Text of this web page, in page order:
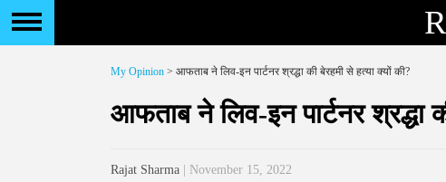
My Opinion > आफताब ने लिव-इन पार्टनर श्रद्धा की बेरहमी से हत्या क्यों की?
आफताब ने लिव-इन पार्टनर श्रद्धा
Rajat Sharma | November 15, 2022